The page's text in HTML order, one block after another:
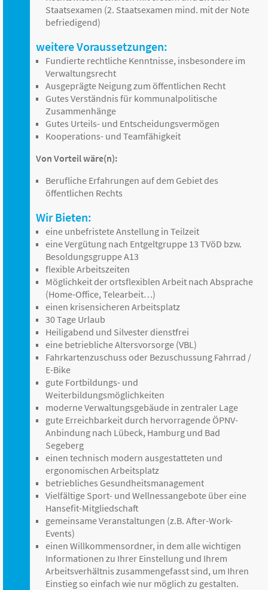
Staatsexamen (2. Staatsexamen mind. mit der Note
befriedigend)
weitere Voraussetzungen:
Fundierte rechtliche Kenntnisse, insbesondere im
Verwaltungsrecht
Ausgeprägte Neigung zum öffentlichen Recht
Gutes Verständnis für kommunalpolitische
Zusammenhänge
Gutes Urteils- und Entscheidungsvermögen
Kooperations- und Teamfähigkeit
Von Vorteil wäre(n):
Berufliche Erfahrungen auf dem Gebiet des
öffentlichen Rechts
Wir Bieten:
eine unbefristete Anstellung in Teilzeit
eine Vergütung nach Entgeltgruppe 13 TVöD bzw.
Besoldungsgruppe A13
flexible Arbeitszeiten
Möglichkeit der ortsflexiblen Arbeit nach Absprache
(Home-Office, Telearbeit…)
einen krisensicheren Arbeitsplatz
30 Tage Urlaub
Heiligabend und Silvester dienstfrei
eine betriebliche Altersvorsorge (VBL)
Fahrkartenzuschuss oder Bezuschussung Fahrrad /
E-Bike
gute Fortbildungs- und
Weiterbildungsmöglichkeiten
moderne Verwaltungsgebäude in zentraler Lage
gute Erreichbarkeit durch hervorragende ÖPNV-
Anbindung nach Lübeck, Hamburg und Bad
Segeberg
einen technisch modern ausgestatteten und
ergonomischen Arbeitsplatz
betriebliches Gesundheitsmanagement
Vielfältige Sport- und Wellnessangebote über eine
Hansefit-Mitgliedschaft
gemeinsame Veranstaltungen (z.B. After-Work-
Events)
einen Willkommensordner, in dem alle wichtigen
Informationen zu Ihrer Einstellung und Ihrem
Arbeitsverhältnis zusammengefasst sind, um Ihren
Einstieg so einfach wie nur möglich zu gestalten.